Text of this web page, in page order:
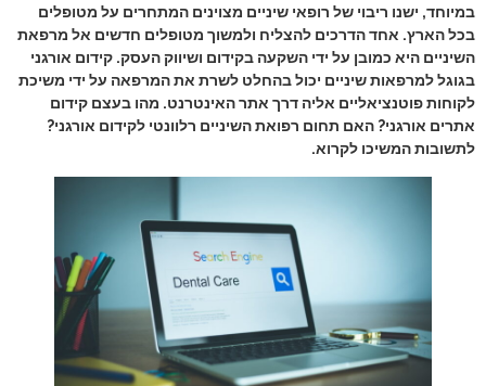
במיוחד, ישנו ריבוי של רופאי שיניים מצוינים המתחרים על מטופלים
בכל הארץ. אחד הדרכים להצליח ולמשוך מטופלים חדשים אל מרפאת
השיניים היא כמובן על ידי השקעה בקידום ושיווק העסק. קידום אורגני
בגוגל למרפאות שיניים יכול בהחלט לשרת את המרפאה על ידי משיכת
לקוחות פוטנציאליים אליה דרך אתר האינטרנט. מהו בעצם קידום
אתרים אורגני? האם תחום רפואת השיניים רלוונטי לקידום אורגני?
לתשובות המשיכו לקרוא.